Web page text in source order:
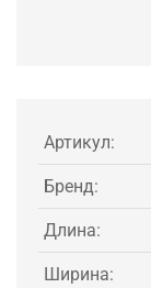
Артикул:
Бренд:
Длина:
Ширина: